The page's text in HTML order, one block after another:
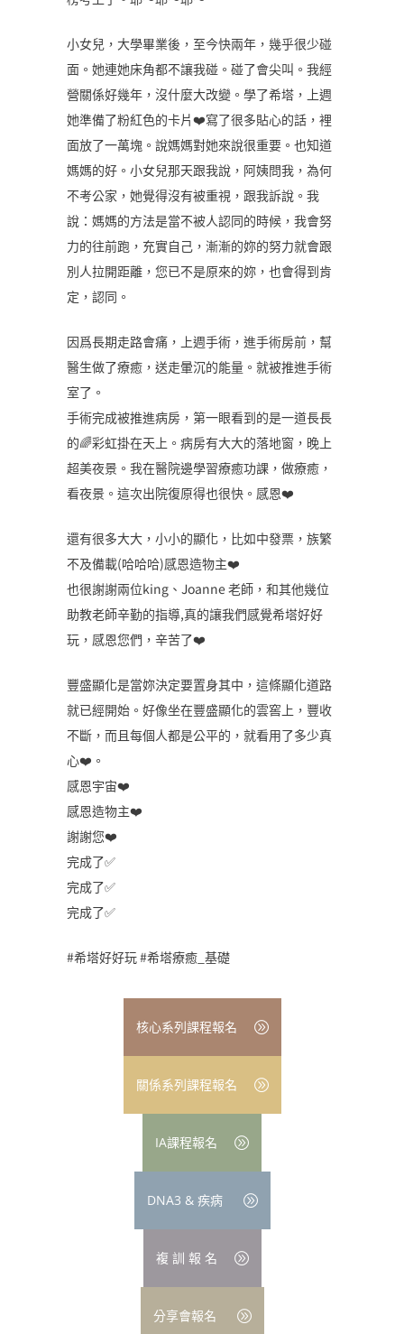
小女兒，大學畢業後，至今快兩年，幾乎很少碰
面。她連她床角都不讓我碰。碰了會尖叫。我經
營關係好幾年，沒什麼大改變。學了希塔，上週
她準備了粉紅色的卡片❤️寫了很多貼心的話，裡
面放了一萬塊。說媽媽對她來說很重要。也知道
媽媽的好。小女兒那天跟我說，阿姨問我，為何
不考公家，她覺得沒有被重視，跟我訴說。我
說：媽媽的方法是當不被人認同的時候，我會努
力的往前跑，充實自己，漸漸的妳的努力就會跟
別人拉開距離，您已不是原來的妳，也會得到肯
定，認同。
因爲長期走路會痛，上週手術，進手術房前，幫
醫生做了療癒，送走暈沉的能量。就被推進手術
室了。
手術完成被推進病房，第一眼看到的是一道長長
的🌈彩虹掛在天上。病房有大大的落地窗，晚上
超美夜景。我在醫院邊學習療癒功課，做療癒，
看夜景。這次出院復原得也很快。感恩❤️
還有很多大大，小小的顯化，比如中發票，族繁
不及備載(哈哈哈)感恩造物主❤️
也很謝謝兩位king、Joanne 老師，和其他幾位
助教老師辛勤的指導,真的讓我們感覺希塔好好
玩，感恩您們，辛苦了❤️
豐盛顯化是當妳決定要置身其中，這條顯化道路
就已經開始。好像坐在豐盛顯化的雲窖上，豐收
不斷，而且每個人都是公平的，就看用了多少真
心❤️。
感恩宇宙❤️
感恩造物主❤️
謝謝您❤️
完成了✅
完成了✅
完成了✅
#希塔好好玩 #希塔療癒_基礎
核心系列課程報名
關係系列課程報名
IA課程報名
DNA3 & 疾病
複 訓 報 名
分享會報名